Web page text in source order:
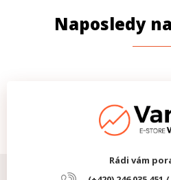
Naposledy
Rádi vám